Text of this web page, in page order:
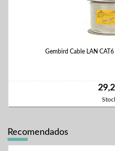
Gembird Cable LAN
Recomendados